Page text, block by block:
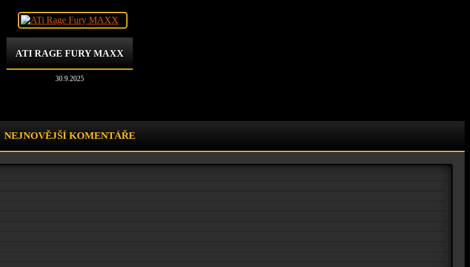
ATI RAGE FURY MAXX
30.9.2025
NEJNOVĚJŠÍ KOMENTÁŘE